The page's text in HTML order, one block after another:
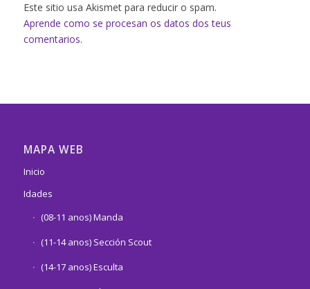
Este sitio usa Akismet para reducir o spam.
Aprende como se procesan os datos dos teus
comentarios.
MAPA WEB
Inicio
Idades
(08-11 anos) Manda
(11-14 anos) Sección Scout
(14-17 anos) Esculta